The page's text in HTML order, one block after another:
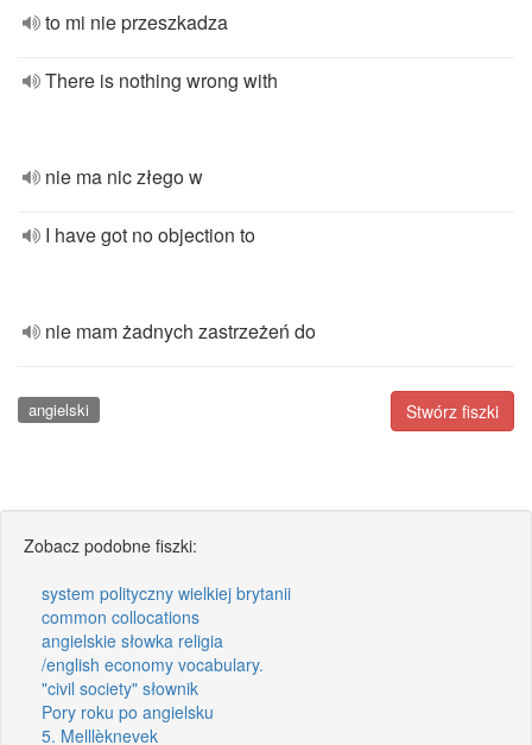
to mi nie przeszkadza
There is nothing wrong with
nie ma nic złego w
I have got no objection to
nie mam żadnych zastrzeżeń do
Stwórz fiszki
angielski
Zobacz podobne fiszki:
system polityczny wielkiej brytanii
common collocations
angielskie słowka religia
/english economy vocabulary.
"civil society" słownik
Pory roku po angielsku
5. Melllèknevek